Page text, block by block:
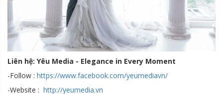
Liên hệ: Yêu Media - Elegance in Every Moment
-Follow : https://www.facebook.com/yeumediavn/
-Website : http://yeumedia.vn